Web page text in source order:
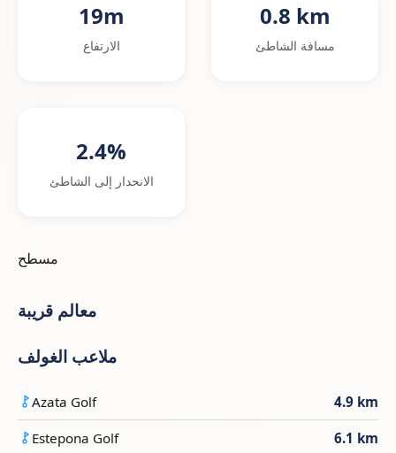
19m
الارتفاع
0.8 km
مسافة الشاطئ
2.4%
الانحدار إلى الشاطئ
مسطح
معالم قريبة
ملاعب الغولف
Azata Golf 4.9 km
Estepona Golf 6.1 km